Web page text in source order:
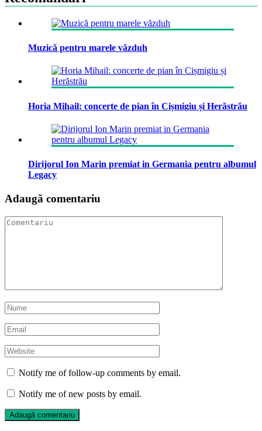
Muzică pentru marele văzduh
Horia Mihail: concerte de pian în Cișmigiu și Herăstrău
Dirijorul Ion Marin premiat in Germania pentru albumul
Legacy
Adaugă comentariu
Notify me of follow-up comments by email.
Notify me of new posts by email.